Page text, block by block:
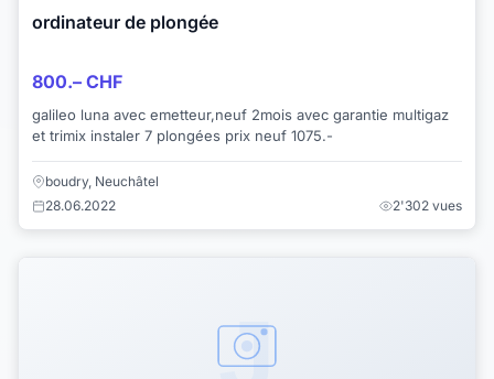
ordinateur de plongée
800.– CHF
galileo luna avec emetteur,neuf 2mois avec garantie multigaz
et trimix instaler 7 plongées prix neuf 1075.-
boudry, Neuchâtel
28.06.2022
2'302 vues